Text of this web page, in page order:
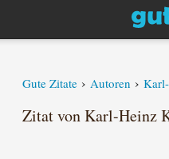
Gute Zitate › Autoren ›
Zitat von Karl-Heinz